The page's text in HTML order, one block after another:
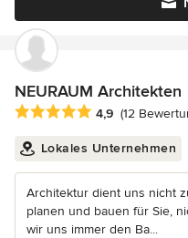
NEURAUM Architekten
Durchschnittliche
4,9 (12
Lokales Unternehmen
Architektur dient uns nicht
planen und bauen für Sie,
wir uns immer den Ba...